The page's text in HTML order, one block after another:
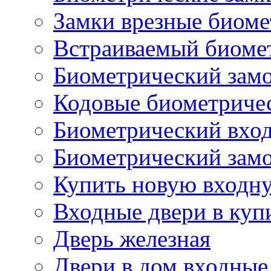
Замки врезные
Встраиваемый
Биометрический
Кодовые
Биометрический
Биометрический
Купить новую
Входные двери в
Дверь железная
Двери в дом входные